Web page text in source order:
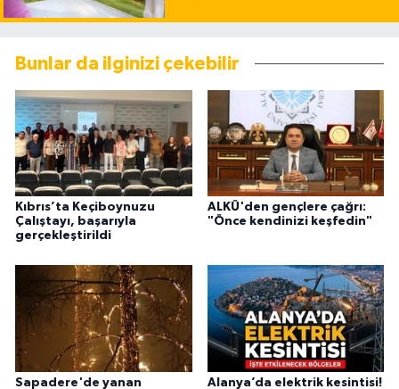
Bunlar da ilginizi çekebilir
Kıbrıs’ta Keçiboynuzu
Çalıştayı, başarıyla
gerçekleştirildi
ALKÜ'den gençlere çağrı:
"Önce kendinizi keşfedin"
Sapadere'de yanan Alanya’da elektrik kesintisi!